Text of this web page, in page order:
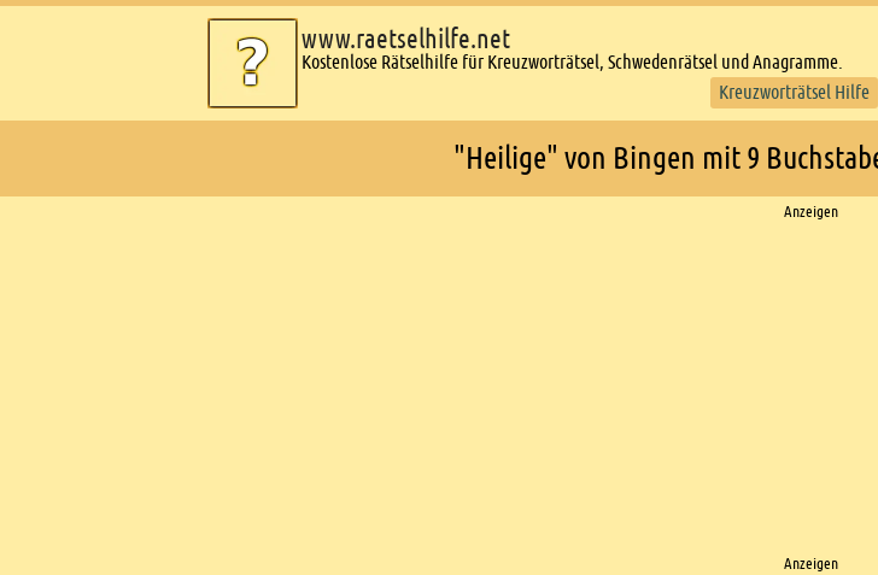
www.raetselhilfe.net
Kostenlose Rätselhilfe für Kreuzworträtsel, Schwedenrätsel und Anagramme.
Kreuzworträtsel Hilfe
"Heilige" von Bingen mit 9
Anzeigen
Anzeigen